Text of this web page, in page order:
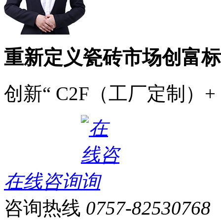
重新定义瓷砖市场创富
创新“ C2F（工厂定制）
在线咨询
咨询热线 0757-82530768